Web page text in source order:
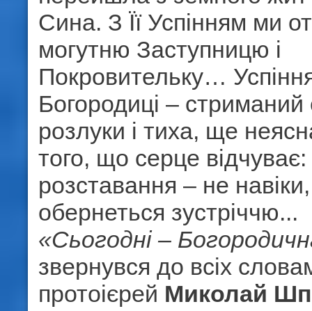
Сина. З Її Успiнням ми
могутню Заступницю і
Покровительку…
Богородиці – стриманий
розлуки і тиха, ще
того, що серце
розставання – не
обернеться зустріччю...
«Сьогодні –
звернувся до всіх
протоієрей Миколай